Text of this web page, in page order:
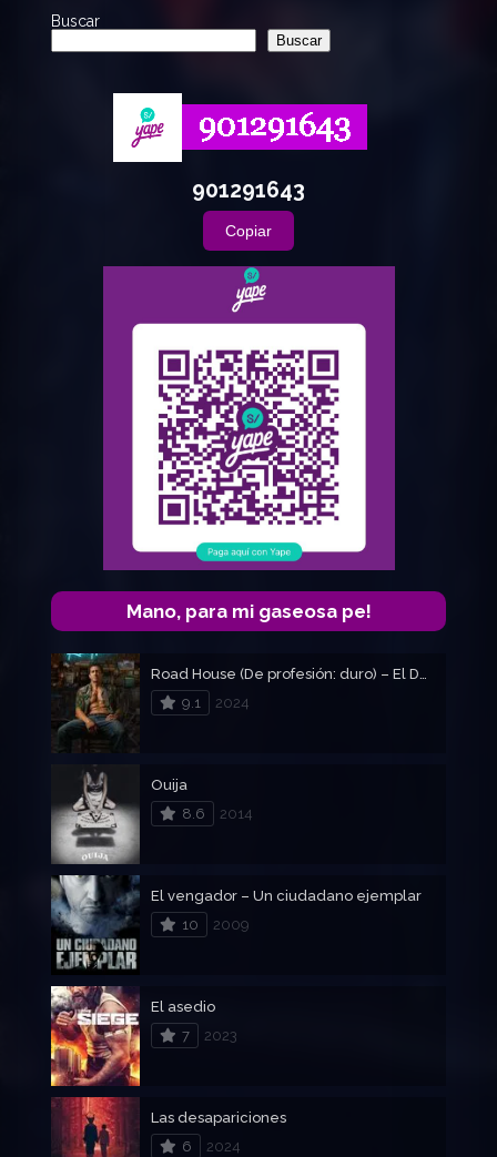
Buscar
Buscar
901291643
Copiar
Mano, para mi gaseosa pe!
Road House (De profesión: duro) – El Duro
9.1
2024
Ouija
8.6
2014
El vengador – Un ciudadano ejemplar
10
2009
El asedio
7
2023
Las desapariciones
6
2024